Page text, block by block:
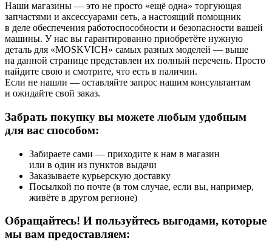
Наши магазины — это не просто «ещё одна» торгующая
запчастями и аксессуарами сеть, а настоящий помощник
в деле обеспечения работоспособности и безопасности вашей
машины. У нас вы гарантированно приобретёте нужную
деталь для «MOSKVICH» самых разных моделей — выше
на данной странице представлен их полный перечень. Просто
найдите свою и смотрите, что есть в наличии.
Если не нашли — оставляйте запрос нашим консультантам
и ожидайте свой заказ.
Забрать покупку вы можете любым удобным
для вас способом:
Забираете сами — приходите к нам в магазин
или в один из пунктов выдачи
Заказываете курьерскую доставку
Посылкой по почте (в том случае, если вы, например,
живёте в другом регионе)
Обращайтесь! И пользуйтесь выгодами, которые
мы вам предоставляем: